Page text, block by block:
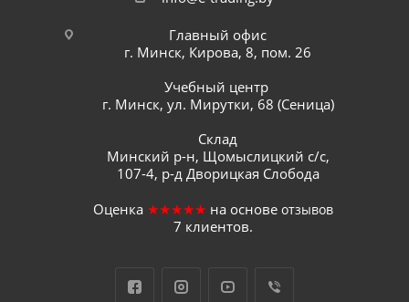
Главный офис
г. Минск, Кирова, 8, пом. 26
Учебный центр
г. Минск, ул. Мирутки, 68 (Сеница)
Склад
Минский р-н, Щомыслицкий с/с,
107-4, р-д Дворицкая Слобода
Оценка ★★★★★ на основе отзывов
7 клиентов.